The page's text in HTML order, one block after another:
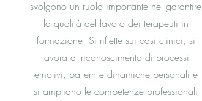
svolgono un ruolo importante nel garantire
la qualità del lavoro dei terapeuti in
formazione. Si riflette sui casi clinici, si
lavora al riconoscimento di processi
emotivi, pattern e dinamiche personali e
si ampliano le competenze professionali